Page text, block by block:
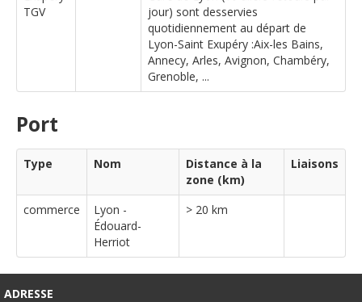
TGV
jour) sont desservies
quotidiennement au départ de
Lyon-Saint Exupéry :Aix-les Bains,
Annecy, Arles, Avignon, Chambéry,
Grenoble, ...
Port
Type Nom
Distance à la
zone (km)
Liaisons
commerce
Lyon -
Édouard-
Herriot
> 20 km
ADRESSE